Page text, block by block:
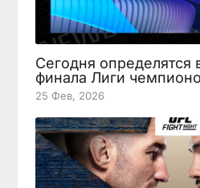
Сегодня определятся
финала Лиги
25 Фев, 2026